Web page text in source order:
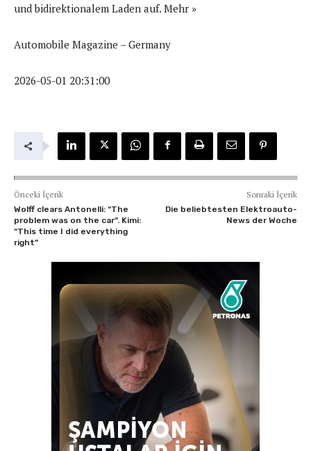
und bidirektionalem Laden auf. Mehr »
Automobile Magazine – Germany
2026-05-01 20:31:00
Önceki İçerik
Wolff clears Antonelli: “The
problem was on the car”. Kimi:
“This time I did everything
right”
Sonraki İçerik
Die beliebtesten Elektroauto-
News der Woche